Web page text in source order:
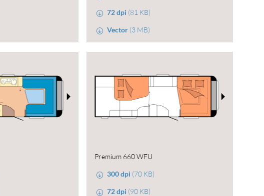
72 dpi (81 KB)
Vector (3 MB)
Premium 660 WFU
300 dpi (70 KB)
72 dpi (90 KB)